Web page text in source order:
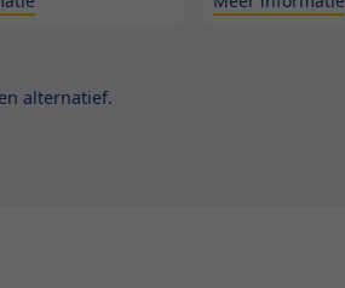
alternatief.